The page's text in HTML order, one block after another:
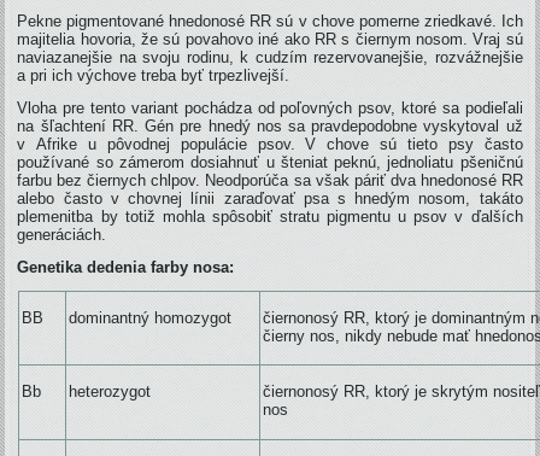
Pekne pigmentované hnedonosé RR sú v chove pomerne zriedkavé. Ich
majitelia hovoria, že sú povahovo iné ako RR s čiernym nosom. Vraj sú
naviazanejšie na svoju rodinu, k cudzím rezervovanejšie, rozvážnejšie
a pri ich výchove treba byť trpezlivejší.
Vloha pre tento variant pochádza od poľovných psov, ktoré sa podieľali
na šľachtení RR. Gén pre hnedý nos sa pravdepodobne vyskytoval už
v Afrike u pôvodnej populácie psov. V chove sú tieto psy často
používané so zámerom dosiahnuť u šteniat peknú, jednoliatu pšeničnú
farbu bez čiernych chlpov. Neodporúča sa však páriť dva hnedonosé RR
alebo často v chovnej línii zaraďovať psa s hnedým nosom, takáto
plemenitba by totiž mohla spôsobiť stratu pigmentu u psov v ďalších
generáciách.
Genetika dedenia farby nosa:
BB dominantný homozygot
čiernonosý RR, ktorý je dominantným
čierny nos, nikdy nebude mať
Bb heterozygot
čiernonosý RR, ktorý je skrytým
nos